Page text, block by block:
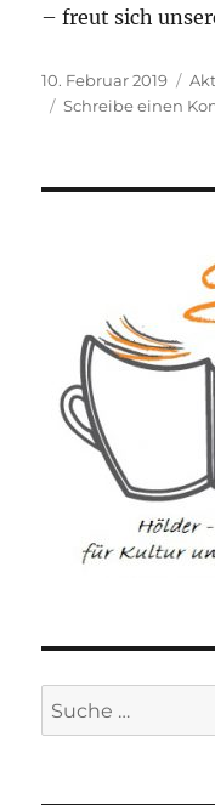
– freut sich
Veröffentlicht
am
10. Februar 2019
Schreibe einen
Suche
nach: